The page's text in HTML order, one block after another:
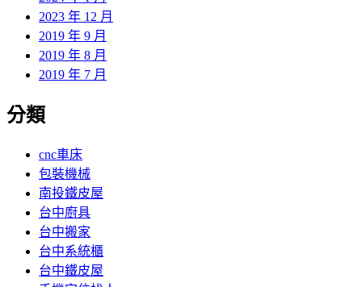
2023 年 12 月
2019 年 9 月
2019 年 8 月
2019 年 7 月
分類
cnc車床
包裝機械
南投鐵皮屋
台中廚具
台中搬家
台中系統櫃
台中鐵皮屋